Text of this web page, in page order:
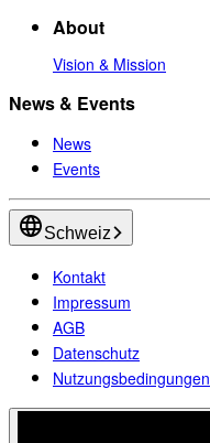
About
Vision & Mission
News & Events
News
Events
Schweiz
Kontakt
Impressum
AGB
Datenschutz
Nutzungsbedingungen